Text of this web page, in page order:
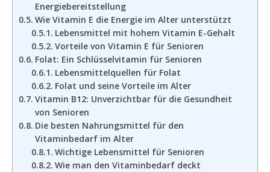
Energiebereitstellung
Wie Vitamin E die Energie im Alter unterstützt
Lebensmittel mit hohem Vitamin E-Gehalt
Vorteile von Vitamin E für Senioren
Folat: Ein Schlüsselvitamin für Senioren
Lebensmittelquellen für Folat
Folat und seine Vorteile im Alter
Vitamin B12: Unverzichtbar für die Gesundheit
von Senioren
Die besten Nahrungsmittel für den
Vitaminbedarf im Alter
Wichtige Lebensmittel für Senioren
Wie man den Vitaminbedarf deckt